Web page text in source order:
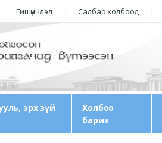
Гишүүнчлэл Салбар холбоод
эрх зүй
Холбоо
барих